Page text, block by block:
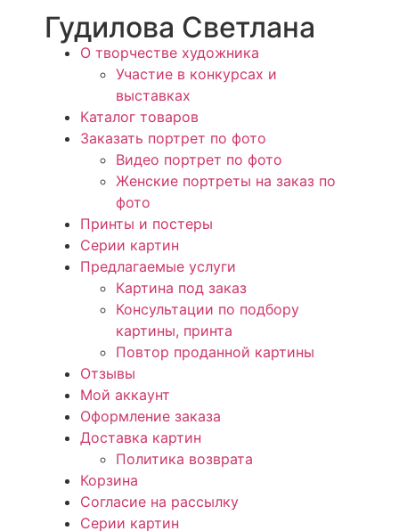
Гудилова Светлана
О творчестве художника
Участие в конкурсах и
выставках
Каталог товаров
Заказать портрет по фото
Видео портрет по фото
Женские портреты на заказ по
фото
Принты и постеры
Серии картин
Предлагаемые услуги
Картина под заказ
Консультации по подбору
картины, принта
Повтор проданной картины
Отзывы
Мой аккаунт
Оформление заказа
Доставка картин
Политика возврата
Корзина
Согласие на рассылку
Серии картин